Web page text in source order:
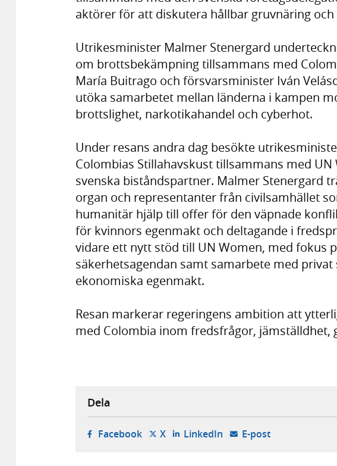
aktörer för att diskutera hållbar gruvnäring
Utrikesminister Malmer Stenergard
om brottsbekämpning tillsammans med
María Buitrago och försvarsminister Iván
utöka samarbetet mellan länderna i kampen
brottslighet, narkotikahandel och cyberhot.
Under resans andra dag besökte
Colombias Stillahavskust tillsammans med
svenska biståndspartner. Malmer Stenergard
organ och representanter från civilsamhället
humanitär hjälp till offer för den väpnade
för kvinnors egenmakt och deltagande i
vidare ett nytt stöd till UN Women, med fokus
säkerhetsagendan samt samarbete med
ekonomiska egenmakt.
Resan markerar regeringens ambition att
med Colombia inom fredsfrågor, jämställdhet,
Dela
Facebook- öppnas i ny flik, extern webbplats,
X- öppnas i ny flik, extern webbplats,
LinkedIn- öppnas i ny flik, extern
E-post- öppnar din